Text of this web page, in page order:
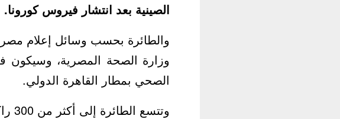
الصينية بعد انتشار فيروس كورونا.
والطائرة بحسب وسائل إعلام
وزارة الصحة المصرية، وسيكون
الصحي بمطار القاهرة الدولي.
وتتسع الطائرة إلى أكثر من 300 راكب، بخلاف أطقم العمل.